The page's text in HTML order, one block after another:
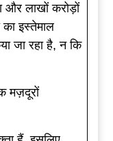
और लाखों करोड़ों
इस्तेमाल
जा रहा है, न कि
मज़दूरों